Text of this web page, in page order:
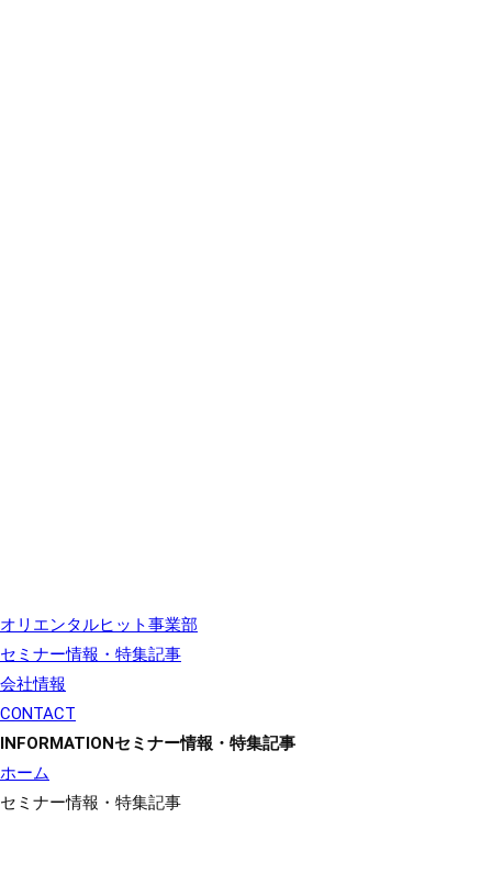
オリエンタルヒット事業部
セミナー情報・特集記事
会社情報
CONTACT
INFORMATIONセミナー情報・特集記事
ホーム
セミナー情報・特集記事